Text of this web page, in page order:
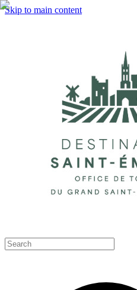
Skip to main content